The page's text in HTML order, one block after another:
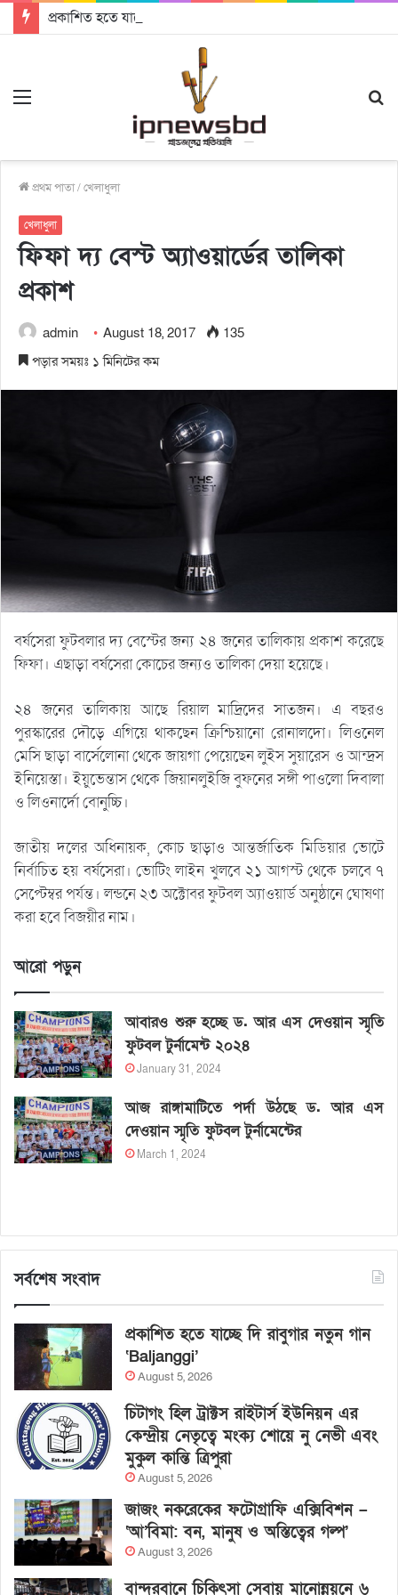
প্রকাশিত হতে যাচ্ছে দি রাবুগার নতুন গান ‘Baljanggi’
প্রথম পাতা/খেলাধুলা
খেলাধুলা
ফিফা দ্য বেস্ট অ্যাওয়ার্ডের তালিকা
প্রকাশ
admin August 18, 2017
135
পড়ার সময়ঃ ১ মিনিটের কম
বর্ষসেরা ফুটবলার দ্য বেস্টের জন্য ২৪ জনের তালিকায় প্রকাশ করেছে
ফিফা। এছাড়া বর্ষসেরা কোচের জন্যও তালিকা দেয়া হয়েছে।
২৪ জনের তালিকায় আছে রিয়াল মাদ্রিদের সাতজন। এ বছরও
পুরস্কারের দৌড়ে এগিয়ে থাকছেন ক্রিশ্চিয়ানো রোনালদো। লিওনেল
মেসি ছাড়া বার্সেলোনা থেকে জায়গা পেয়েছেন লুইস সুয়ারেস ও আন্দ্রস
ইনিয়েস্তা। ইয়ুভেন্তাস থেকে জিয়ানলুইজি বুফনের সঙ্গী পাওলো দিবালা
ও লিওনার্দো বোনুচ্চি।
জাতীয় দলের অধিনায়ক, কোচ ছাড়াও আন্তর্জাতিক মিডিয়ার ভোটে
নির্বাচিত হয় বর্ষসেরা। ভোটিং লাইন খুলবে ২১ আগস্ট থেকে চলবে ৭
সেপ্টেম্বর পর্যন্ত। লন্ডনে ২৩ অক্টোবর ফুটবল অ্যাওয়ার্ড অনুষ্ঠানে ঘোষণা
করা হবে বিজয়ীর নাম।
আরো পড়ুন
আবারও শুরু হচ্ছে ড. আর এস দেওয়ান স্মৃতি
ফুটবল টুর্নামেন্ট ২০২৪
January 31, 2024
আজ রাঙ্গামাটিতে পর্দা উঠছে ড. আর এস
দেওয়ান স্মৃতি ফুটবল টুর্নামেন্টের
March 1, 2024
সর্বশেষ সংবাদ
প্রকাশিত হতে যাচ্ছে দি রাবুগার নতুন গান
‘Baljanggi’
August 5, 2026
চিটাগং হিল ট্রাক্টস রাইটার্স ইউনিয়ন এর
কেন্দ্রীয় নেতৃত্বে মংক্য শোয়ে নু নেভী এবং
মুকুল কান্তি ত্রিপুরা
August 5, 2026
জাজং নকরেকের ফটোগ্রাফি এক্সিবিশন –
‘আ’বিমা: বন, মানুষ ও অস্তিত্বের গল্প’
August 3, 2026
বান্দরবানে চিকিৎসা সেবায় মানোন্নয়নে ৬